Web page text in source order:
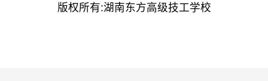
版权所有:湖南东方高级技工学校